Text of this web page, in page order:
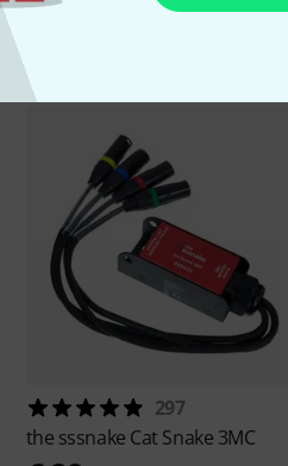
297
the sssnake Cat Snake 3MC